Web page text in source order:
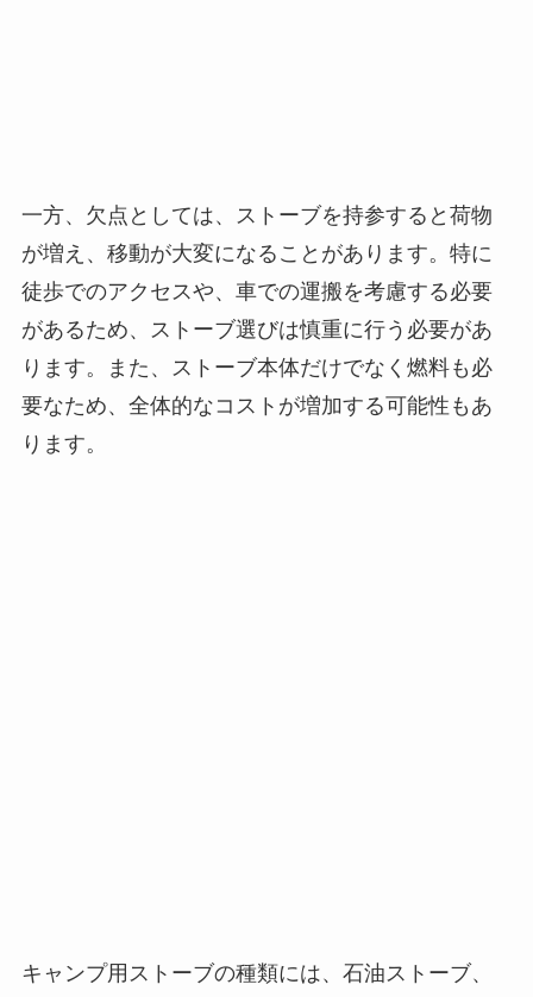
一方、欠点としては、ストーブを持参すると荷物
が増え、移動が大変になることがあります。特に
徒歩でのアクセスや、車での運搬を考慮する必要
があるため、ストーブ選びは慎重に行う必要があ
ります。また、ストーブ本体だけでなく燃料も必
要なため、全体的なコストが増加する可能性もあ
ります。
キャンプ用ストーブの種類には、石油ストーブ、